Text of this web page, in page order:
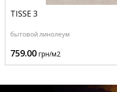
TISSE 3
бытовой линолеум
759.00 грн/м2